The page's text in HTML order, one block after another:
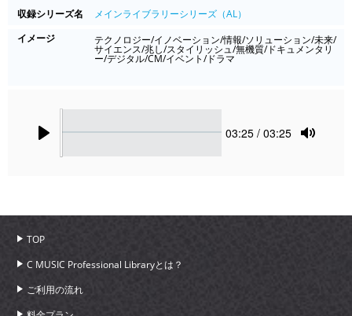
収録シリーズ名
メインライブラリーシリーズ（AL）
イメージ
テクノロジー/イノベーション/情報/ソリューション/未来/
サイエンス/兆し/スタイリッシュ/無機質/ドキュメンタリ
ー/デジタル/CM/イベント/ドラマ
Current
03:25 / 03:25
TOP
C MUSIC Professional Libraryとは？
ご利用の流れ